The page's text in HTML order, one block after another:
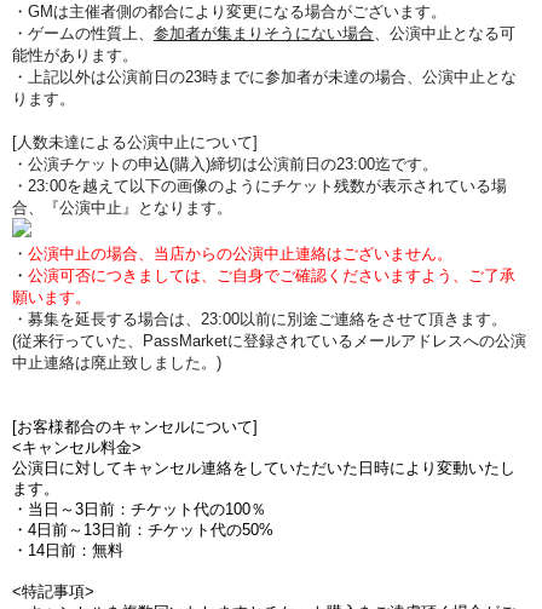
・GMは主催者側の都合により変更になる場合がございます。
・ゲームの性質上、 参加者が集まりそうにない場合、公演中止となる可
能性があります。
・上記以外は公演前日の23時までに参加者が未達の場合、公演中止とな
ります。
[人数未達による公演中止について]
・公演チケットの申込(購入)締切は公演前日の23:00迄です。
・23:00を越えて以下の画像のようにチケット残数が表示されている場
合、『公演中止』となります。
・ 公演中止の場合、当店からの公演中止連絡はございません。
・ 公演可否につきましては、ご自身でご確認くださいますよう、ご了承
願います。
・募集を延長する場合は、23:00以前に別途ご連絡をさせて頂きます。
(従来行っていた、PassMarketに登録されているメールアドレスへの公演
中止連絡は廃止致しました。)
[お客様都合のキャンセルについて]
<キャンセル料金>
公演日に対してキャンセル連絡をしていただいた日時により変動いたし
ます。
・当日～3日前：チケット代の100％
・4日前～13日前：チケット代の50%
・14日前：無料
<特記事項>